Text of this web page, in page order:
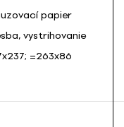
papier
vystrihovanie
=263x86